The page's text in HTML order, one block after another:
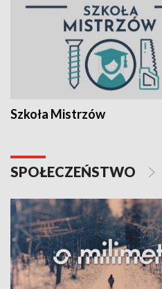
Szkoła Mistrzów
SPOŁECZEŃSTWO